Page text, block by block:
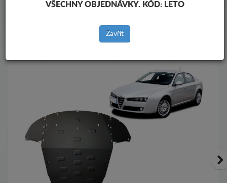
Zpět na produkty
VŠECHNY OBJEDNÁVKY. KÓD: LETO
Zavřít